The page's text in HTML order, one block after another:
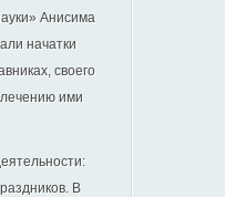
Анисима
начатки
своего
ими
В